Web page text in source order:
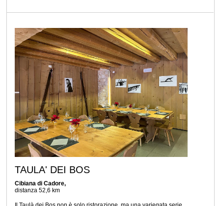
TAULA' DEI BOS
Cibiana di Cadore,
distanza 52,6 km